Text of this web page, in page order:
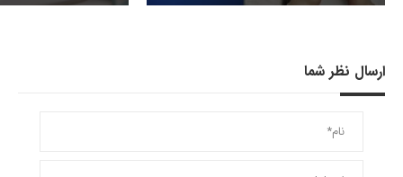
ارسال نظر شما